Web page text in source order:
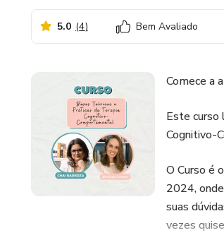
5.0 (4) Bem Avaliado
Comece a
Este curso
Cognitivo-
O Curso é
2024,
suas
vezes